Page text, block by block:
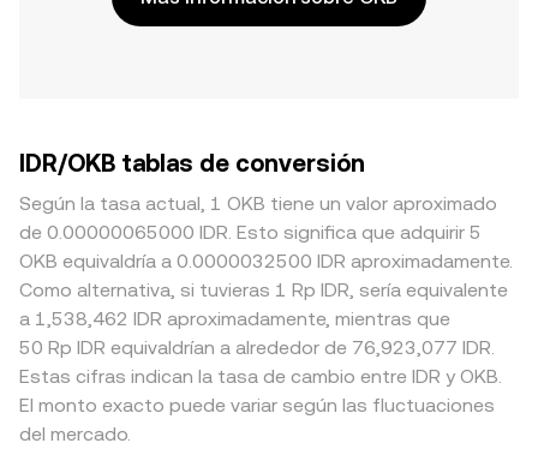
IDR/OKB tablas de conversión
Según la tasa actual, 1 OKB tiene un valor aproximado
de 0.00000065000 IDR. Esto significa que adquirir 5
OKB equivaldría a 0.0000032500 IDR aproximadamente.
Como alternativa, si tuvieras 1 Rp IDR, sería equivalente
a 1,538,462 IDR aproximadamente, mientras que
50 Rp IDR equivaldrían a alrededor de 76,923,077 IDR.
Estas cifras indican la tasa de cambio entre IDR y OKB.
El monto exacto puede variar según las fluctuaciones
del mercado.